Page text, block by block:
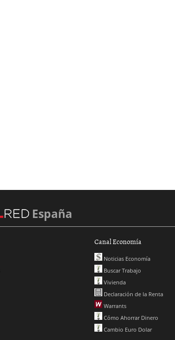
España
Canal Economía
Noticias Economía
Buscar Trabajo
Vivienda
Declaración de la Renta
Warrants
Cómo Ahorrar Dinero
Cambio Euro Dolar